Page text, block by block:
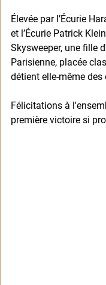
Élevée par l’Écurie
et l’Écurie Patrick
Skysweeper, une fille
Parisienne, placée
détient elle-même
Félicitations à
première victoire si